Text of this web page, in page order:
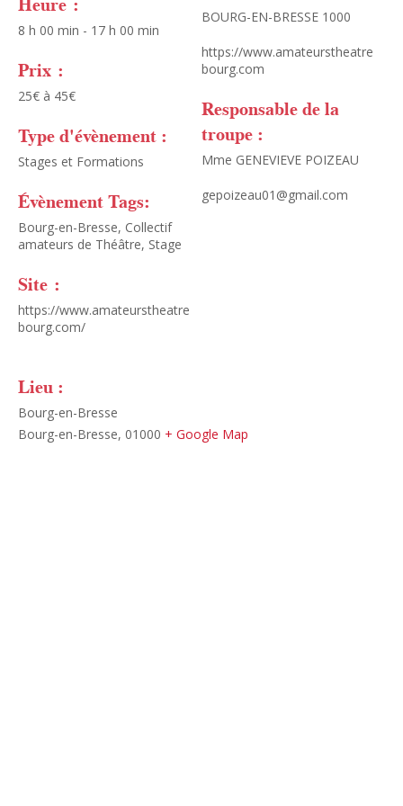
8 h 00 min - 17 h 00 min
Prix :
25€ à 45€
Type d'évènement :
Stages et Formations
Évènement Tags:
Bourg-en-Bresse, Collectif
amateurs de Théâtre, Stage
Site :
https://www.amateurstheatre
bourg.com/
BOURG-EN-BRESSE 1000
https://www.amateurstheatre
bourg.com
Responsable de la
troupe :
Mme GENEVIEVE POIZEAU
gepoizeau01@gmail.com
Lieu :
Bourg-en-Bresse
Bourg-en-Bresse, 01000 + Google Map